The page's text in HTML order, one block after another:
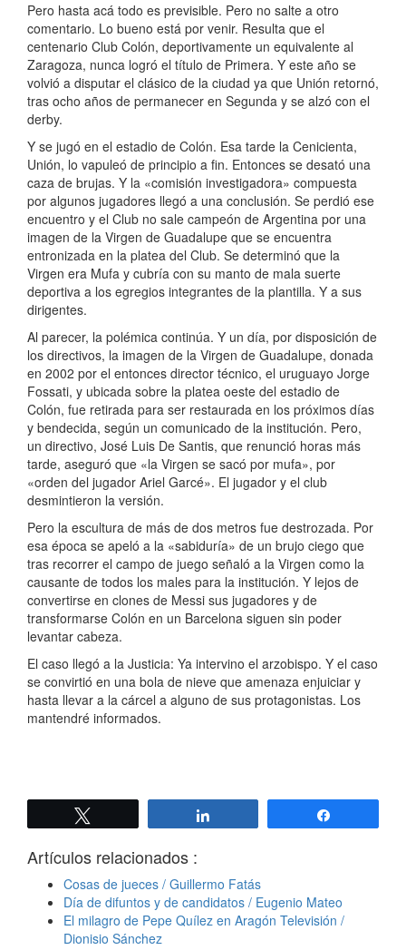
Pero hasta acá todo es previsible. Pero no salte a otro
comentario. Lo bueno está por venir. Resulta que el
centenario Club Colón, deportivamente un equivalente al
Zaragoza, nunca logró el título de Primera. Y este año se
volvió a disputar el clásico de la ciudad ya que Unión retornó,
tras ocho años de permanecer en Segunda y se alzó con el
derby.
Y se jugó en el estadio de Colón. Esa tarde la Cenicienta,
Unión, lo vapuleó de principio a fin. Entonces se desató una
caza de brujas. Y la «comisión investigadora» compuesta
por algunos jugadores llegó a una conclusión. Se perdió ese
encuentro y el Club no sale campeón de Argentina por una
imagen de la Virgen de Guadalupe que se encuentra
entronizada en la platea del Club. Se determinó que la
Virgen era Mufa y cubría con su manto de mala suerte
deportiva a los egregios integrantes de la plantilla. Y a sus
dirigentes.
Al parecer, la polémica continúa. Y un día, por disposición de
los directivos, la imagen de la Virgen de Guadalupe, donada
en 2002 por el entonces director técnico, el uruguayo Jorge
Fossati, y ubicada sobre la platea oeste del estadio de
Colón, fue retirada para ser restaurada en los próximos días
y bendecida, según un comunicado de la institución. Pero,
un directivo, José Luis De Santis, que renunció horas más
tarde, aseguró que «la Virgen se sacó por mufa», por
«orden del jugador Ariel Garcé». El jugador y el club
desmintieron la versión.
Pero la escultura de más de dos metros fue destrozada. Por
esa época se apeló a la «sabiduría» de un brujo ciego que
tras recorrer el campo de juego señaló a la Virgen como la
causante de todos los males para la institución. Y lejos de
convertirse en clones de Messi sus jugadores y de
transformarse Colón en un Barcelona siguen sin poder
levantar cabeza.
El caso llegó a la Justicia: Ya intervino el arzobispo. Y el caso
se convirtió en una bola de nieve que amenaza enjuiciar y
hasta llevar a la cárcel a alguno de sus protagonistas. Los
mantendré informados.
Artículos relacionados :
Cosas de jueces / Guillermo Fatás
Día de difuntos y de candidatos / Eugenio Mateo
El milagro de Pepe Quílez en Aragón Televisión /
Dionisio Sánchez